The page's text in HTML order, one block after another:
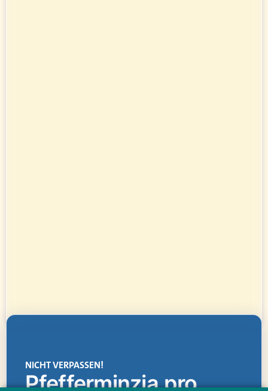
NICHT VERPASSEN!
Pfefferminzia.pro